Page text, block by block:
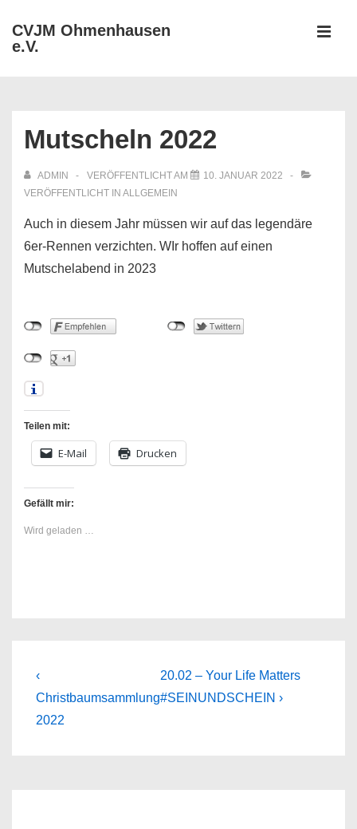
Zum
Inhalt
CVJM Ohmenhausen
e.V.
Mutscheln 2022
ADMIN VERÖFFENTLICHT AM
10. JANUAR 2022
VERÖFFENTLICHT IN ALLGEMEIN
Auch in diesem Jahr müssen wir auf das legendäre
6er-Rennen verzichten. WIr hoffen auf einen
Mutschelabend in 2023
Teilen mit:
E-Mail Drucken
Gefällt mir:
Wird geladen …
Beitragsnavigation
Previous
Post
is
‹
Christbaumsammlung
2022
Next
Post
20.02 – Your Life Matters
#SEINUNDSCHEIN ›